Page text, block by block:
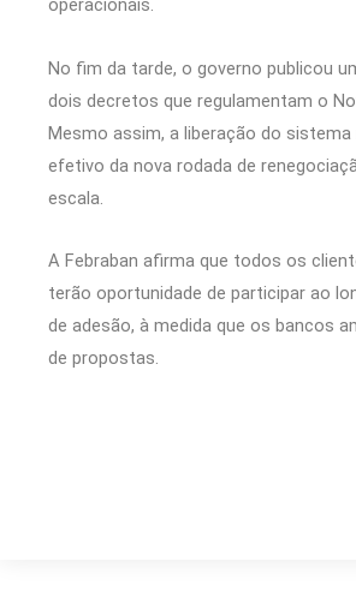
operacionais.
No fim da tarde, o governo publicou
dois decretos que regulamentam o
Mesmo assim, a liberação do
efetivo da nova rodada de
escala.
A Febraban afirma que todos os
terão oportunidade de participar ao
de adesão, à medida que os bancos
de propostas.